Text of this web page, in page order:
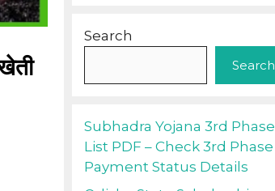
Search
Search
Subhadra Yojana 3rd Phase
List PDF – Check 3rd Phase
Payment Status Details